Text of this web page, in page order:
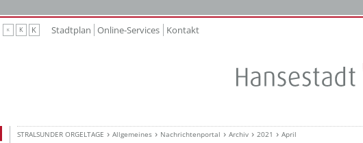
K K K Stadtplan Online-Services Kontakt
STRALSUNDER ORGELTAGE Allgemeines Nachrichtenportal Archiv 2021 April